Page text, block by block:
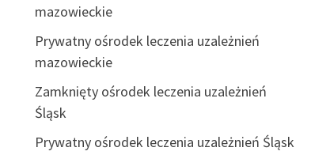
mazowieckie
Prywatny ośrodek leczenia uzależnień
mazowieckie
Zamknięty ośrodek leczenia uzależnień
Śląsk
Prywatny ośrodek leczenia uzależnień Śląsk